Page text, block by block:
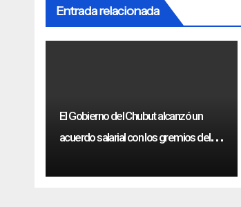
Entrada relacionada
El Gobierno del Chubut alcanzó un
acuerdo salarial con los gremios del